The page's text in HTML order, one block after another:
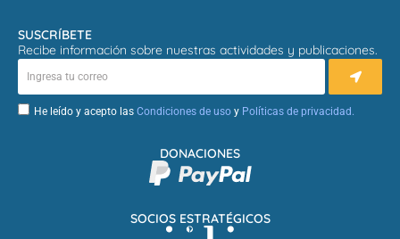
SUSCRÍBETE
Recibe información sobre nuestras actividades y publicaciones.
He leído y acepto las Condiciones de uso y Políticas de privacidad.
SOCIOS ESTRATÉGICOS
DONACIONES